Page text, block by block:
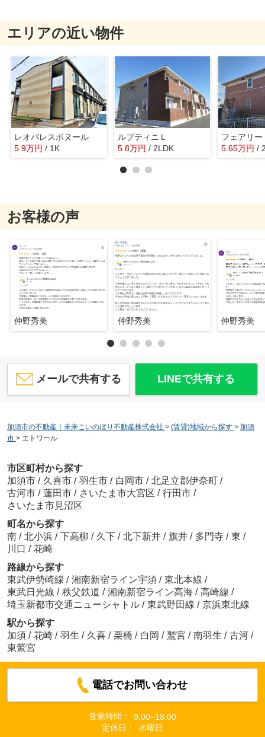
エリアの近い物件
レオパレスボヌール
5.9万円 / 1K
ルプティニＬ
5.8万円 / 2LDK
フェアリー
5.65万円 /
お客様の声
仲野秀美 仲野秀美 仲野秀美
メールで共有する LINEで共有する
加須市の不動産｜未来こいのぼり不動産株式会社 > (賃貸)地域から探す > 加須
市 > エトワール
市区町村から探す
加須市 / 久喜市 / 羽生市 / 白岡市 / 北足立郡伊奈町 /
古河市 / 蓮田市 / さいたま市大宮区 / 行田市 /
さいたま市見沼区
町名から探す
南 / 北小浜 / 下高柳 / 久下 / 北下新井 / 旗井 / 多門寺 / 東 /
川口 / 花崎
路線から探す
東武伊勢崎線 / 湘南新宿ライン宇須 / 東北本線 /
東武日光線 / 秩父鉄道 / 湘南新宿ライン高海 / 高崎線 /
埼玉新都市交通ニューシャトル / 東武野田線 / 京浜東北線
駅から探す
加須 / 花崎 / 羽生 / 久喜 / 栗橋 / 白岡 / 鷲宮 / 南羽生 / 古河 /
東鷲宮
電話でお問い合わせ
営業時間：
9:00~18:00
定休日：
水曜日